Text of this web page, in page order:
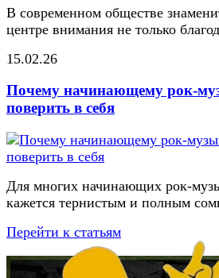
В современном обществе
центре внимания не только
15.02.26
Почему начинающему рок-
поверить в себя
Для многих начинающих рок-
кажется тернистым и полным
Перейти к статьям